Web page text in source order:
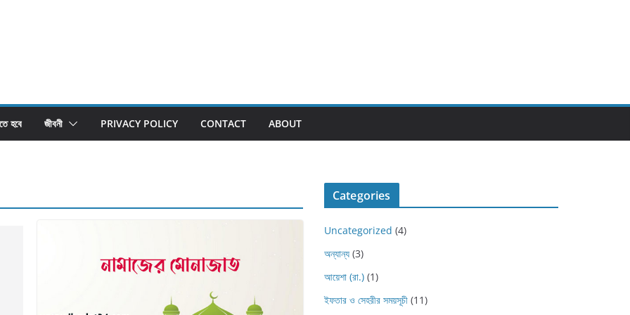
হবে জীবনী PRIVACY POLICY CONTACT ABOUT
Categories
Uncategorized (4)
অন্যান্য (3)
আয়েশা (রা.) (1)
ইফতার ও সেহরীর সময়সূচী (11)